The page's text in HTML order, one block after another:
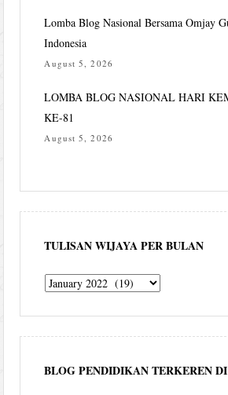
Lomba Blog Nasional Bersama Omjay
Indonesia
August 5, 2026
LOMBA BLOG NASIONAL HARI
KE-81
August 5, 2026
TULISAN WIJAYA PER BULAN
Tulisan
per
bulan
BLOG PENDIDIKAN TERKEREN